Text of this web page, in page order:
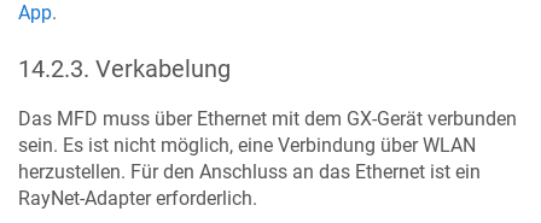
App.
14.2.3. Verkabelung
Das MFD muss über Ethernet mit dem GX-Gerät verbunden
sein. Es ist nicht möglich, eine Verbindung über WLAN
herzustellen. Für den Anschluss an das Ethernet ist ein
RayNet-Adapter erforderlich.